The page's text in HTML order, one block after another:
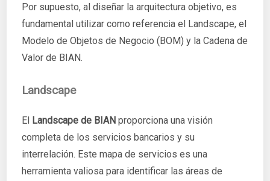
Por supuesto, al diseñar la arquitectura objetivo, es
fundamental utilizar como referencia el Landscape, el
Modelo de Objetos de Negocio (BOM) y la Cadena de
Valor de BIAN.
Landscape
El Landscape de BIAN proporciona una visión
completa de los servicios bancarios y su
interrelación. Este mapa de servicios es una
herramienta valiosa para identificar las áreas de